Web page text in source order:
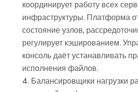
координирует работу всех
инфраструктуры. Платформа
состояние узлов,
регулирует кэшированием.
консоль даёт устанавливать
исполнения файлов.
Балансировщики нагрузки